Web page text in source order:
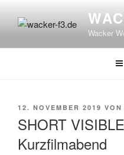
Inhalt
Wacker
VERÖFFENTLICHT
12. NOVEMBER 2019 VON
SHORT
Kurzfilmabend